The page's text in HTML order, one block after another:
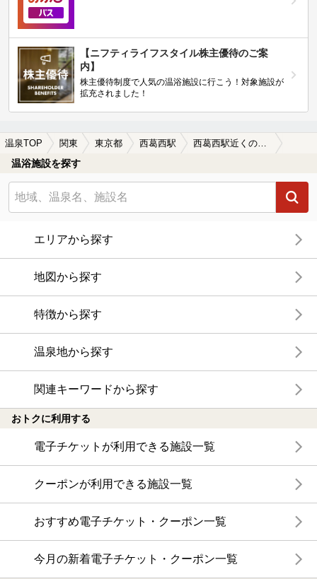
【ニフティライフスタイル株主優待のご案
内】
株主優待制度で人気の温浴施設に行こう！対象施設が
拡充されました！
温泉TOP 関東 東京都 西葛西駅
温浴施設を探す
エリアから探す
地図から探す
特徴から探す
温泉地から探す
関連キーワードから探す
おトクに利用する
電子チケットが利用できる施設一覧
クーポンが利用できる施設一覧
おすすめ電子チケット・クーポン一覧
今月の新着電子チケット・クーポン一覧